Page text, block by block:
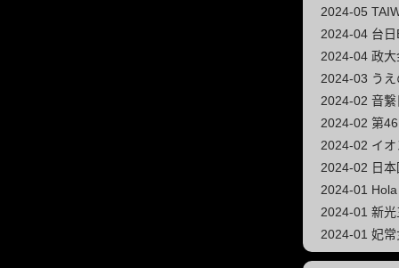
2024-05
2024-04 台日
2024-04 政
2024-03 う
2024-02 音
2024-02 第
2024-02 イ
2024-02 日
2024-01
2024-01 新
2024-01 妃